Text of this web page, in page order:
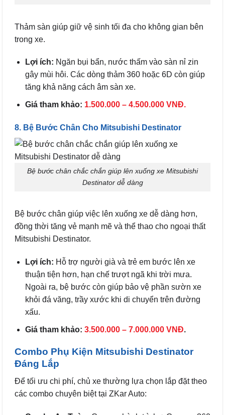
Thảm sàn giúp giữ vệ sinh tối đa cho không gian bên
trong xe.
Lợi ích: Ngăn bụi bẩn, nước thấm vào sàn nỉ zin
gây mùi hôi. Các dòng thảm 360 hoặc 6D còn giúp
tăng khả năng cách âm sàn xe.
Giá tham khảo: 1.500.000 – 4.500.000 VNĐ.
8. Bệ Bước Chân Cho Mitsubishi Destinator
Bệ bước chân chắc chắn giúp lên xuống xe Mitsubishi
Destinator dễ dàng
Bệ bước chân giúp việc lên xuống xe dễ dàng hơn,
đồng thời tăng vẻ mạnh mẽ và thể thao cho ngoại thất
Mitsubishi Destinator.
Lợi ích: Hỗ trợ người già và trẻ em bước lên xe
thuận tiện hơn, hạn chế trượt ngã khi trời mưa.
Ngoài ra, bệ bước còn giúp bảo vệ phần sườn xe
khỏi đá văng, trầy xước khi di chuyển trên đường
xấu.
Giá tham khảo: 3.500.000 – 7.000.000 VNĐ.
Combo Phụ Kiện Mitsubishi Destinator
Đáng Lắp
Để tối ưu chi phí, chủ xe thường lựa chọn lắp đặt theo
các combo chuyên biệt tại ZKar Auto: